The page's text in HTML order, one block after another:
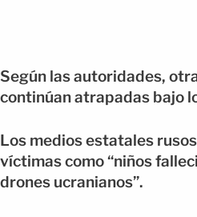
Según las autoridades,
continúan atrapadas bajo
Los medios estatales
víctimas como “niños
drones ucranianos”.